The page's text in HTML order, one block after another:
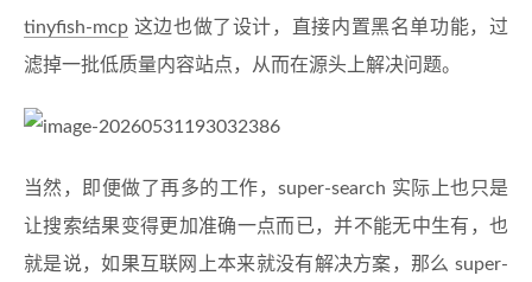
tinyfish-mcp 这边也做了设计，直接内置黑名单功能，过
滤掉一批低质量内容站点，从而在源头上解决问题。
当然，即便做了再多的工作，super-search 实际上也只是
让搜索结果变得更加准确一点而已，并不能无中生有，也
就是说，如果互联网上本来就没有解决方案，那么 super-